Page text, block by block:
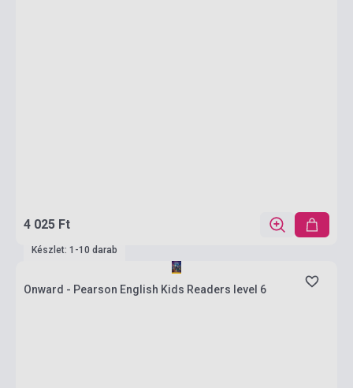
4 025 Ft
Készlet: 1-10 darab
Onward - Pearson English Kids Readers level 6